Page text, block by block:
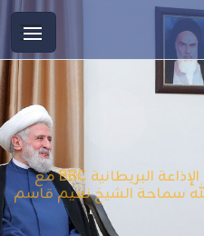
المقابلة التي أجرتها هيئة الإذاعة البريطانية BBC مع
سماحة الشيخ نعيم قاسم